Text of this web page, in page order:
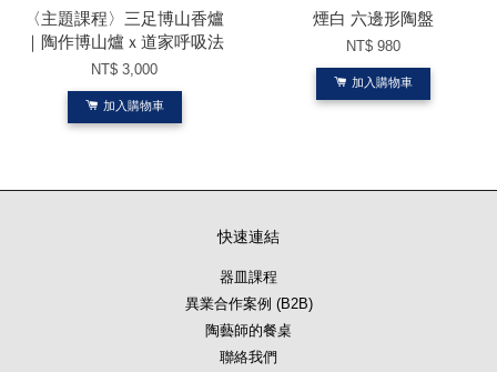
〈主題課程〉三足博山香爐
｜陶作博山爐ｘ道家呼吸法
NT$ 3,000
加入購物車
煙白 六邊形陶盤
NT$ 980
加入購物車
快速連結
器皿課程
異業合作案例 (B2B)
陶藝師的餐桌
聯絡我們